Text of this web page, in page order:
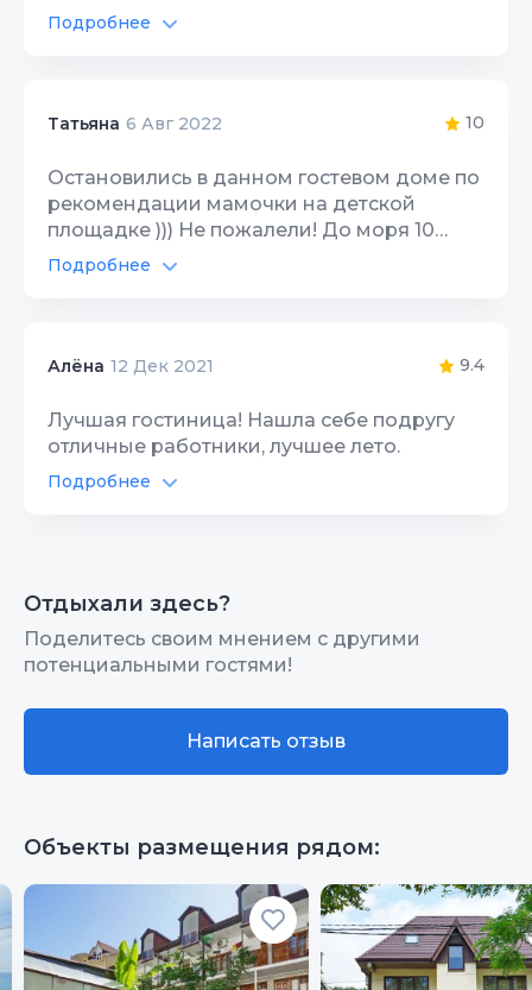
Чистота
Гостеприимство 9
Звукоизоляция 9
Санузлы
мебель,уютно,по-домашнему.Большое
спасибо.
Подробнее
Татьяна 6 Авг 2022 10
Остановились в данном гостевом доме по
рекомендации мамочки на детской
площадке ))) Не пожалели! До моря 10
минут прогулочным шагом. Рядом очень
много столовых, кафешек, мангальных,
кухня - холодильник, микроволновка,
инвентарь. Все чисто, ухожено. Тихое
место. Нам с сыном понравилось. Спасибо
Расположение
Гостеприимство
Звукоизоляция
Подробнее
Алёна 12 Дек 2021 9.4
Лучшая гостиница! Нашла себе подругу
отличные работники, лучшее лето.
Цена/Качество
Расположение
Качество сна 10
Звукоизоляция 10
Санузлы 10
Подробнее
Отдыхали здесь?
Поделитесь своим мнением с другими
потенциальными гостями!
Написать отзыв
Объекты размещения рядом: